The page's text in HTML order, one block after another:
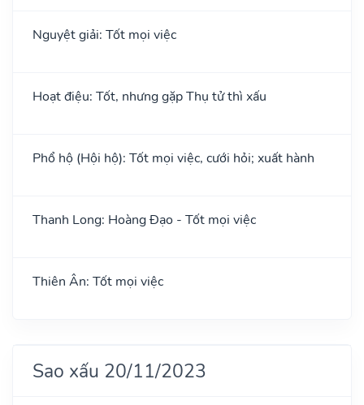
Nguyệt giải: Tốt mọi việc
Hoạt điệu: Tốt, nhưng gặp Thụ tử thì xấu
Phổ hộ (Hội hộ): Tốt mọi việc, cưới hỏi; xuất hành
Thanh Long: Hoàng Đạo - Tốt mọi việc
Thiên Ân: Tốt mọi việc
Sao xấu 20/11/2023